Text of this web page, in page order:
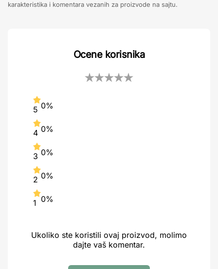
karakteristika i komentara vezanih za proizvode na sajtu.
Ocene korisnika
5 0%
4 0%
3 0%
2 0%
1 0%
Ukoliko ste koristili ovaj proizvod, molimo
dajte vaš komentar.